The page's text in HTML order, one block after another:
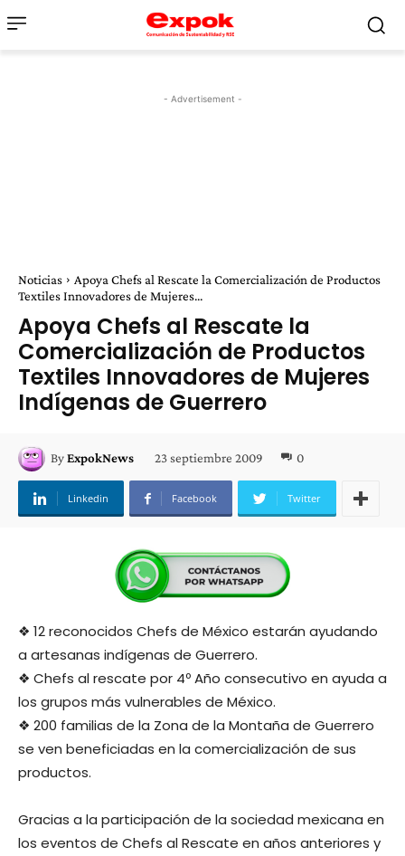
- Advertisement -
Noticias
Apoya Chefs al Rescate la Comercialización de Productos
Textiles Innovadores de Mujeres...
Apoya Chefs al Rescate la
Comercialización de Productos
Textiles Innovadores de Mujeres
Indígenas de Guerrero
ByExpokNews 23 septiembre 2009 0
Linkedin Facebook Twitter
❖ 12 reconocidos Chefs de México estarán ayudando
a artesanas indígenas de Guerrero.
❖ Chefs al rescate por 4º Año consecutivo en ayuda a
los grupos más vulnerables de México.
❖ 200 familias de la Zona de la Montaña de Guerrero
se ven beneficiadas en la comercialización de sus
productos.
Gracias a la participación de la sociedad mexicana en
los eventos de Chefs al Rescate en años anteriores y